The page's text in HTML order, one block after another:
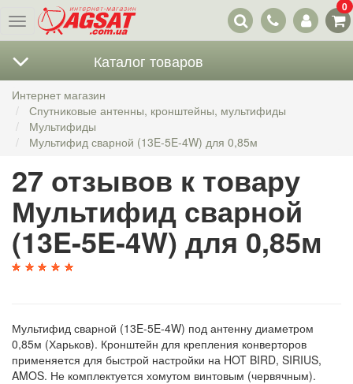
Меню
Наши
контакты
0
Каталог товаров
Интернет магазин
Спутниковые антенны, кронштейны, мультифиды
Мультифиды
Мультифид сварной (13E-5E-4W) для 0,85м
27 отзывов к товару
Мультифид сварной
(13E-5E-4W) для 0,85м
Мультифид сварной (13E-5E-4W) под антенну диаметром
0,85м (Харьков). Кронштейн для крепления конверторов
применяется для быстрой настройки на HOT BIRD, SIRIUS,
AMOS. Не комплектуется хомутом винтовым (червячным).